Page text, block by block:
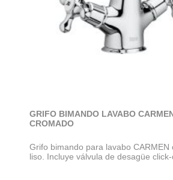
GRIFO BIMANDO LAVABO
CROMADO
Grifo bimando para lavabo CARMEN
liso. Incluye válvula de desagüe click-